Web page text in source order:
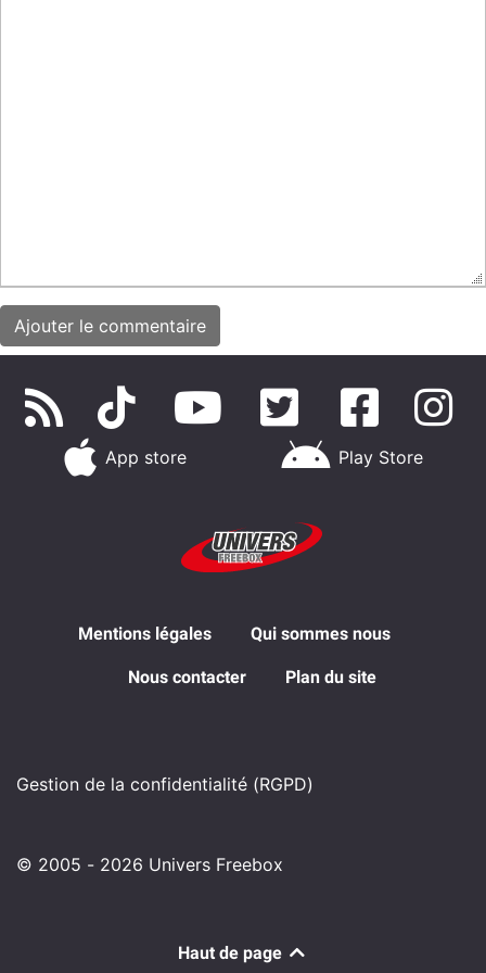
App store Play Store
Mentions légales Qui sommes nous
Nous contacter Plan du site
Gestion de la confidentialité (RGPD)
© 2005 - 2026 Univers Freebox
Haut de page